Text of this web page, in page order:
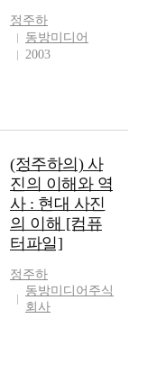
정주하
동방미디어
2003
(정주하의) 사
진의 이해와 역
사 : 현대 사진
의 이해 [컴퓨
터파일]
정주하
동방미디어주식
회사